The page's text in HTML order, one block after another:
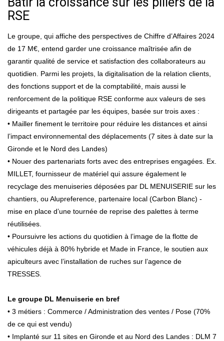
RSE
Le groupe, qui affiche des perspectives de Chiffre d’Affaires 2024
de 17 M€, entend garder une croissance maîtrisée afin de
garantir qualité de service et satisfaction des collaborateurs au
quotidien. Parmi les projets, la digitalisation de la relation clients,
des fonctions support et de la comptabilité, mais aussi le
renforcement de la politique RSE conforme aux valeurs de ses
dirigeants et partagée par les équipes, basée sur trois axes :
• Mailler finement le territoire pour réduire les distances et ainsi
l’impact environnemental des déplacements (7 sites à date sur la
Gironde et le Nord des Landes)
• Nouer des partenariats forts avec des entreprises engagées. Ex.
MILLET, fournisseur de matériel qui assure également le
recyclage des menuiseries déposées par DL MENUISERIE sur les
chantiers, ou Alupreference, partenaire local (Carbon Blanc) -
mise en place d’une tournée de reprise des palettes à terme
réutilisées.
• Poursuivre les actions du quotidien à l’image de la flotte de
véhicules déjà à 80% hybride et Made in France, le soutien aux
apiculteurs avec l’installation de ruches sur l’agence de
TRESSES.
Le groupe DL Menuiserie en bref
• 3 métiers : Commerce / Administration des ventes / Pose (70%
de ce qui est vendu)
• Implanté sur 11 sites en Gironde et au Nord des Landes : DLM 7